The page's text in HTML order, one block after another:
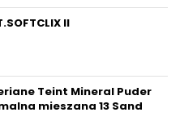
II
Teint Mineral Puder
mieszana 13 Sand